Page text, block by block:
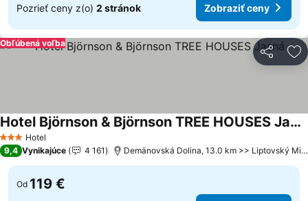
Pozrieť ceny z(o) 2 stránok Zobraziť ceny
Zdieľať
Obľúbená voľba
3 Počet hviezdičiek
Hotel
Hotel Björnson & Björnson TREE HOUSES Jasná
9,4 Vynikajúce 4 161 Demänovská Dolina, 13.0 km >> Liptovský Mikuláš
Od 119 €